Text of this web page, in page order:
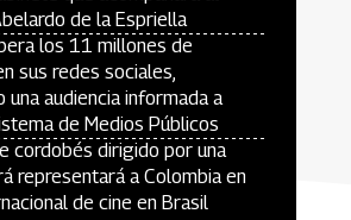
de la Espriella
los 11 millones de
sus redes sociales,
una audiencia informada a
de Medios Públicos
cordobés dirigido por una
representará a Colombia en
de cine en Brasil